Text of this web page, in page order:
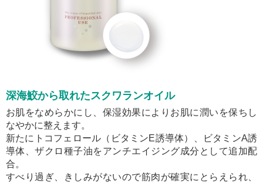
深海鮫から取れたスクワランオイル
お肌をなめらかにし、保湿効果によりお肌に潤いを保ちし
なやかに整えます。
新たにトコフェロール（ビタミンE誘導体）、ビタミンA誘
導体、ザクロ種子油をアンチエイジング成分として追加配
合。
すべり過ぎ、きしみがないので筋肉が確実にとらえられ、